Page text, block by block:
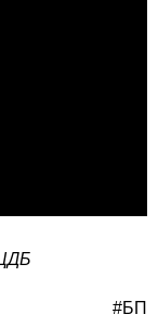
#БП